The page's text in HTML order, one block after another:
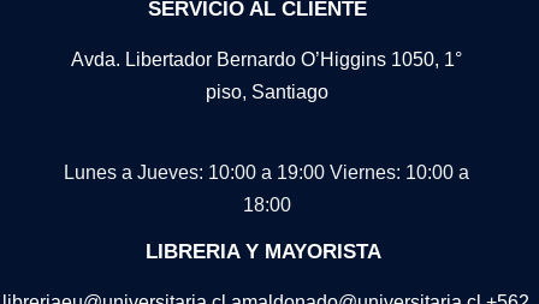
SERVICIO AL CLIENTE
Avda. Libertador Bernardo O’Higgins 1050, 1°
piso, Santiago
Lunes a Jueves: 10:00 a 19:00 Viernes: 10:00 a
18:00
LIBRERIA Y MAYORISTA